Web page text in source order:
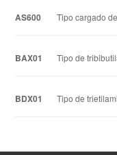
soluciones
AS600 Tipo cargado
la eliminación
BAX01 Tipo de
la eliminación
BDX01 Tipo de